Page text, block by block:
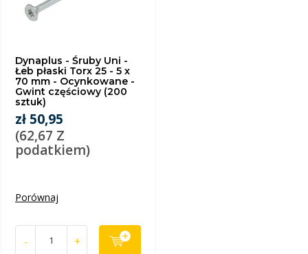
Dynaplus - Śruby Uni -
Łeb płaski Torx 25 - 5 x
70 mm - Ocynkowane -
Gwint częściowy (200
sztuk)
zł 50,95
(62,67 Z
podatkiem)
Porównaj
- +